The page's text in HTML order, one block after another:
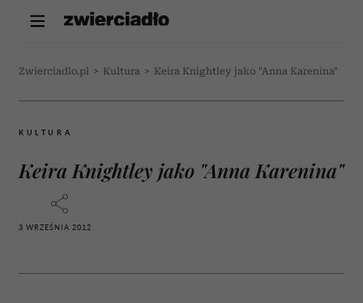
Zwierciadlo.pl > Kultura > Keira Knightley jako "Anna Karenina"
KULTURA
Keira Knightley jako "Anna Karenina"
3 WRZEŚNIA 2012